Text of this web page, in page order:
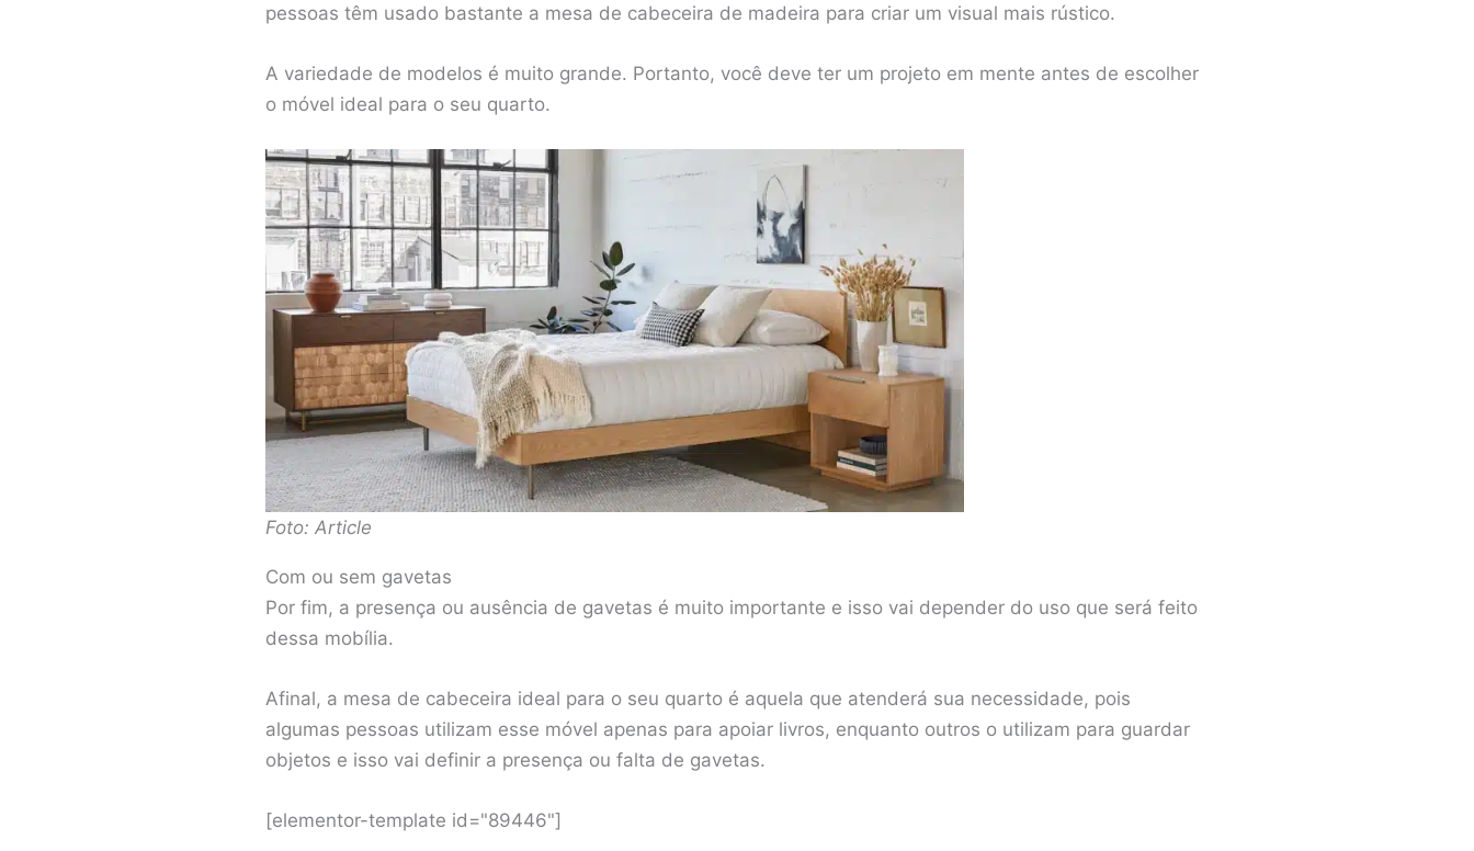
pessoas têm usado bastante a mesa de cabeceira de madeira para criar um visual mais rústico.
A variedade de modelos é muito grande. Portanto, você deve ter um projeto em mente antes de escolher
o móvel ideal para o seu quarto.
Foto: Article
Com ou sem gavetas
Por fim, a presença ou ausência de gavetas é muito importante e isso vai depender do uso que será feito
dessa mobília.
Afinal, a mesa de cabeceira ideal para o seu quarto é aquela que atenderá sua necessidade, pois
algumas pessoas utilizam esse móvel apenas para apoiar livros, enquanto outros o utilizam para guardar
objetos e isso vai definir a presença ou falta de gavetas.
[elementor-template id="89446"]